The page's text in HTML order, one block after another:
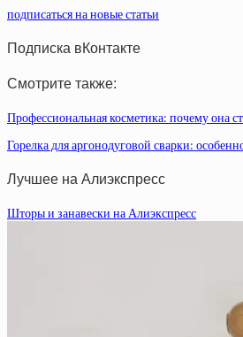
подписаться на новые статьи
Подписка вКонтакте
Смотрите также:
Профессиональная косметика: почему она
Горелка для аргонодуговой сварки:
Лучшее на Алиэкспресс
Шторы и занавески на Алиэкспресс